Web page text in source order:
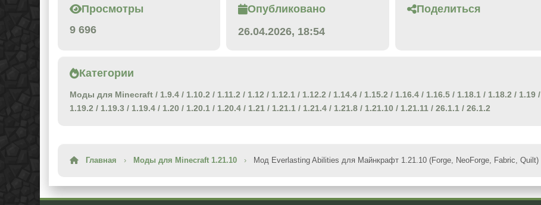
Просмотры
9 696
Опубликовано
26.04.2026, 18:54
Поделиться
Категории
Моды для Minecraft / 1.9.4 / 1.10.2 / 1.11.2 / 1.12 / 1.12.1 / 1.12.2 / 1.14.4 / 1.15.2 / 1.16.4 / 1.16.5 / 1.18.1 / 1.18.2 / 1.19 /
1.19.2 / 1.19.3 / 1.19.4 / 1.20 / 1.20.1 / 1.20.4 / 1.21 / 1.21.1 / 1.21.4 / 1.21.8 / 1.21.10 / 1.21.11 / 26.1.1 / 26.1.2
Главная › Моды для Minecraft 1.21.10 › Мод Everlasting Abilities для Майнкрафт 1.21.10 (Forge, NeoForge, Fabric, Quilt)